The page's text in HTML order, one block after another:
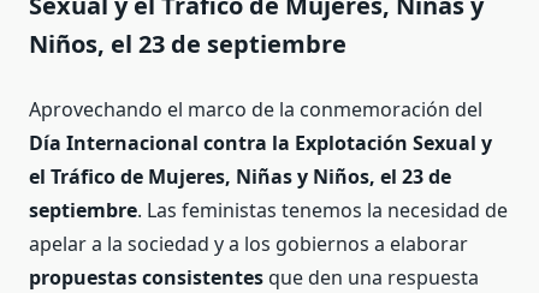
Niños, el 23 de septiembre
Aprovechando el marco de la conmemoración del
Día Internacional contra la Explotación Sexual y
el Tráfico de Mujeres, Niñas y Niños, el 23 de
septiembre. Las feministas tenemos la necesidad de
apelar a la sociedad y a los gobiernos a elaborar
propuestas consistentesque den una respuesta